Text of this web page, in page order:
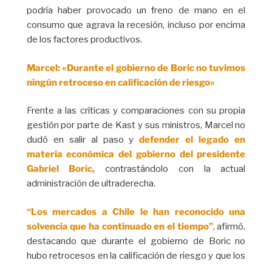
podría haber provocado un freno de mano en el
consumo que agrava la recesión, incluso por encima
de los factores productivos.
Marcel: «Durante el gobierno de Boric no tuvimos
ningún retroceso en calificación de riesgo«
Frente a las críticas y comparaciones con su propia
gestión por parte de Kast y sus ministros, Marcel no
dudó en salir al paso ydefender el legado en
materia económica del gobierno del presidente
Gabriel Boric, contrastándolo con la actual
administración de ultraderecha.
“Los mercados a Chile le han reconocido una
solvencia que ha continuado en el tiempo”, afirmó,
destacando que durante el gobierno de Boric no
hubo retrocesos en la calificación de riesgo y que los